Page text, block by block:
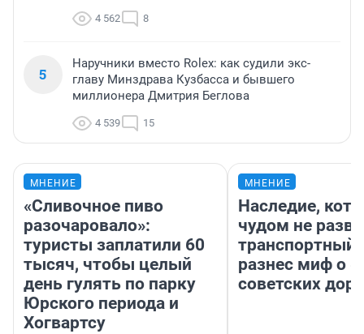
4 562 8
5
Наручники вместо Rolex: как судили экс-
главу Минздрава Кузбасса и бывшего
миллионера Дмитрия Беглова
4 539 15
МНЕНИЕ
«Сливочное пиво
разочаровало»:
туристы заплатили 60
тысяч, чтобы целый
день гулять по парку
Юрского периода и
Хогвартсу
МНЕНИЕ
Наследие,
чудом не
транспортный
разнес миф о
советских